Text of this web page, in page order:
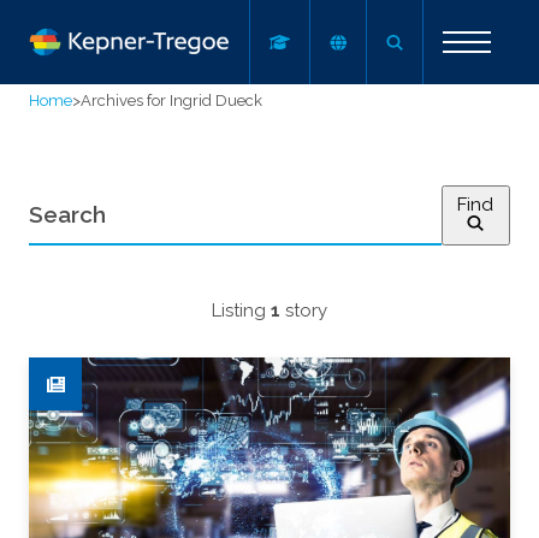
Home>Archives for Ingrid Dueck
Find
Listing 1 story